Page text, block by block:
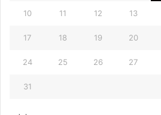
10 11 12 13
17 18 19 20
24 25 26 27
31